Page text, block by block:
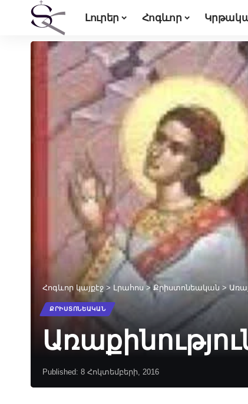
Լուրեր Հոգևոր
Հոգևոր կայքէջ > Լրահոս> Քրիստոնեական >
ՔՐԻՍՏՈՆԵԱԿԱՆ
Published: 8 Հոկտեմբերի, 2016